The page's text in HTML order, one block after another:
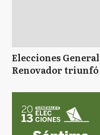
Elecciones
Renovador triunfó